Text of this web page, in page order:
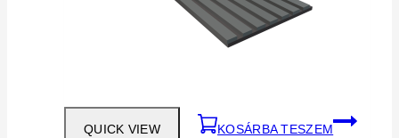
QUICK VIEW KOSÁRBA TESZEM